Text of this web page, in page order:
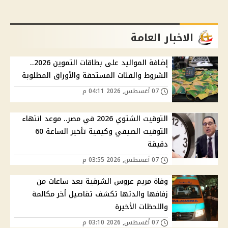
الاخبار العامة
إضافة المواليد على بطاقات التموين 2026..
الشروط والفئات المستحقة والأوراق المطلوبة
التوقيت الشتوي 2026 في مصر.. موعد انتهاء
التوقيت الصيفي وكيفية تأخير الساعة 60
دقيقة
وفاة مريم عروس الشرقية بعد ساعات من
زفافها والدتها تكشف تفاصيل أخر مكالمة
واللحظات الأخيرة